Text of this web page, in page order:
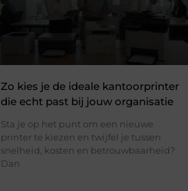
Zo kies je de ideale kantoorprinter
die echt past bij jouw organisatie
Sta je op het punt om een nieuwe
printer te kiezen en twijfel je tussen
snelheid, kosten en betrouwbaarheid?
Dan